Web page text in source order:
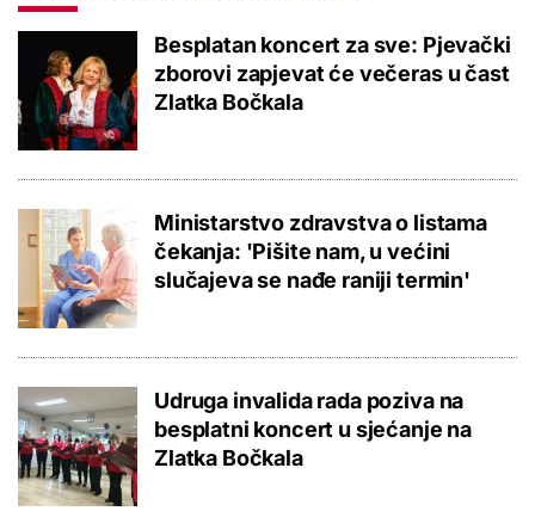
Besplatan koncert za sve: Pjevački
zborovi zapjevat će večeras u čast
Zlatka Bočkala
Ministarstvo zdravstva o listama
čekanja: 'Pišite nam, u većini
slučajeva se nađe raniji termin'
Udruga invalida rada poziva na
besplatni koncert u sjećanje na
Zlatka Bočkala